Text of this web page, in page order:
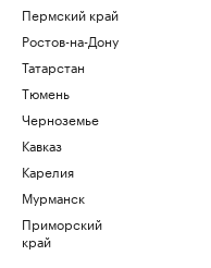
Пермский край
Ростов-на-Дону
Татарстан
Тюмень
Черноземье
Кавказ
Карелия
Мурманск
Приморский
край